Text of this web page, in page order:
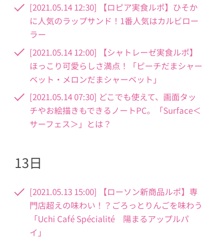
[2021.05.14 12:30] 【ロピア実食ルポ】ひそか
に人気のラップサンド！1番人気はカルビロー
ラー
[2021.05.14 12:00] 【シャトレーゼ実食ルポ】
ほっこり可愛らしさ満点！「ピーチだまシャー
ベット・メロンだまシャーベット」
[2021.05.14 07:30] どこでも使えて、画面タッ
チやお絵描きもできるノートPC。「Surface＜
サーフェス＞」とは？
13日
[2021.05.13 15:00] 【ローソン新商品ルポ】専
門店超えの味わい！？ごろっとりんごを味わう
「Uchi Café Spécialité 陽まるアップルパ
イ」